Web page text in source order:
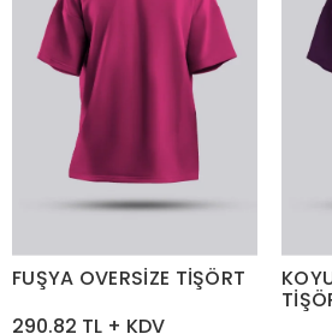
FUŞYA OVERSİZE TİŞÖRT
290.82 TL + KDV